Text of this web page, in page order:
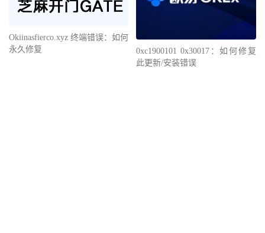
Okiinasfierco.xyz 终端错误：如何
永久修复
0xc1900101 0x30017：如何修复
此更新/安装错误